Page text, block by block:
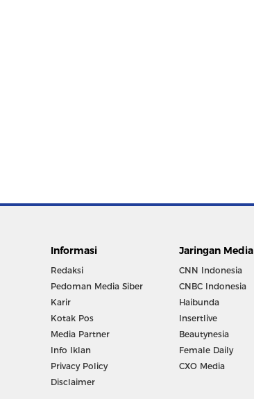
Informasi
Redaksi
Pedoman Media Siber
Karir
Kotak Pos
Media Partner
Info Iklan
Privacy Policy
Disclaimer
Jaringan Media
CNN Indonesia
CNBC Indonesia
Haibunda
Insertlive
Beautynesia
Female Daily
CXO Media